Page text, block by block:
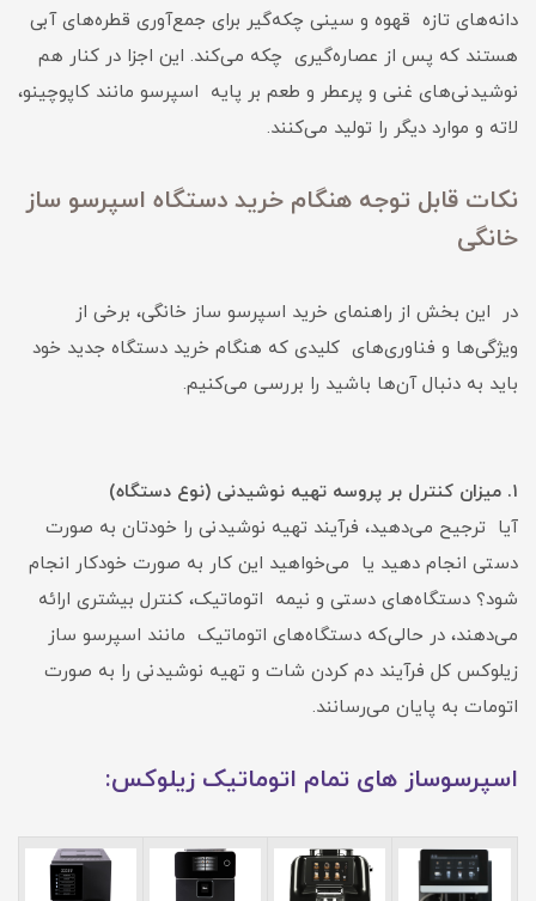
دانه‌های تازه قهوه و سینی چکه‌گیر برای جمع‌آوری قطره‌های آبی
هستند که پس از عصاره‌گیری چکه می‌کند. این اجزا در کنار هم
نوشیدنی‌های غنی و پرعطر و طعم بر پایه اسپرسو مانند کاپوچینو،
لاته و موارد دیگر را تولید می‌کنند.
نکات قابل توجه هنگام خرید دستگاه اسپرسو ساز
خانگی
در این بخش از راهنمای خرید اسپرسو ساز خانگی، برخی از
ویژگی‌ها و فناوری‌های کلیدی که هنگام خرید دستگاه جدید خود
باید به دنبال آن‌ها باشید را بررسی می‌کنیم.
۱. میزان کنترل بر پروسه تهیه نوشیدنی (نوع دستگاه)
آیا ترجیح می‌دهید، فرآیند تهیه نوشیدنی را خودتان به صورت
دستی انجام دهید یا می‌خواهید این کار به صورت خودکار انجام
شود؟ دستگاه‌های دستی و نیمه‌ اتوماتیک، کنترل بیشتری ارائه
می‌دهند، در حالی‌که دستگاه‌های اتوماتیک مانند اسپرسو ساز
زیلوکس کل فرآیند دم کردن شات و تهیه نوشیدنی را به صورت
اتومات به پایان می‌رسانند.
اسپرسوساز های تمام اتوماتیک زیلوکس: